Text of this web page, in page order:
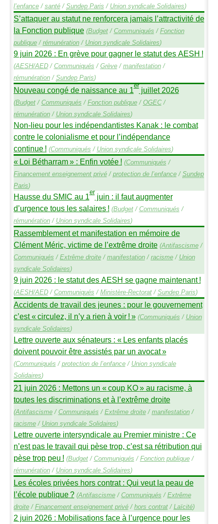
l’enfance/ santé/ SundepParis / Union syndicale Solidaires)
S’attaquer au statut ne renforcera jamais l’attractivité de
la Fonction publique (Budget/ Communiqués / Fonction
publique/ rémunération/ Union syndicale Solidaires)
9 juin 2026 : En grève pour gagner le statut des AESH !
(AESH/AED/ Communiqués / Grève/ manifestation/
rémunération/ SundepParis)
Nouveau congé de naissance au 1erjuillet 2026
(Budget/ Communiqués / Fonction publique/ OGEC/
rémunération/ Union syndicale Solidaires)
Non-lieu pour les indépendantistes Kanak : le combat
contre le colonialisme et pour l’indépendance
continue ! (Communiqués / Union syndicale Solidaires)
« Loi Bétharram» : Enfin votée ! (Communiqués /
Financement enseignement privé/ protection de l’enfance/ Sundep
Paris)
Hausse du SMIC au 1erjuin : il faut augmenter
d’urgence tous les salaires ! (Budget/ Communiqués /
rémunération/ Union syndicale Solidaires)
Rassemblement et manifestation en mémoire de
Clément Méric, victime de l’extrême droite (Antifascisme/
Communiqués / Extrême droite/ manifestation/ racisme/ Union
syndicale Solidaires)
9 juin 2026 : le statut des AESH se gagne maintenant !
(AESH/AED/ Communiqués / Ministère-Rectorat/ SundepParis)
Accidents de travail des jeunes : pour le gouvernement
c’est « circulez, il n’y a rien à voir ! » (Communiqués / Union
syndicale Solidaires)
Lettre ouverte aux sénateurs : « Les enfants placés
doivent pouvoir être assistés par un avocat»
(Communiqués / protection de l’enfance/ Union syndicale
Solidaires)
21 juin 2026 : Mettons un « coup KO» au racisme, à
toutes les discriminations et à l’extrême droite
(Antifascisme/ Communiqués / Extrême droite/ manifestation/
racisme/ Union syndicale Solidaires)
Lettre ouverte intersyndicale au Premier ministre : Ce
n’est pas le travail qui pèse trop, c’est sa rétribution qui
pèse trop peu ! (Budget/ Communiqués / Fonction publique/
rémunération/ Union syndicale Solidaires)
Les écoles privées hors contrat : Qui veut la peau de
l’école publique? (Antifascisme/ Communiqués / Extrême
droite/ Financement enseignement privé/ hors contrat/ Laïcité)
2 juin 2026 : Mobilisations face à l’urgence pour les